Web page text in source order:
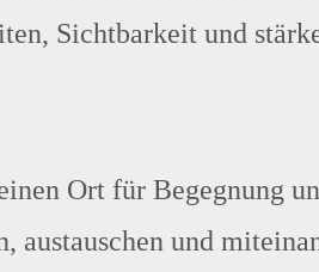
Sichtbarkeit und
Ort für Begegnung
austauschen und